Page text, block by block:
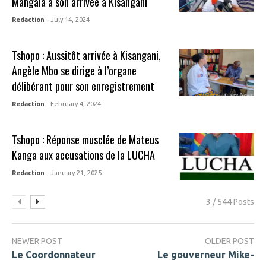
Redaction - July 14, 2024
Tshopo : Aussitôt arrivée à Kisangani,
Angèle Mbo se dirige à l’organe
délibérant pour son enregistrement
Redaction - February 4, 2024
Tshopo : Réponse musclée de Mateus
Kanga aux accusations de la LUCHA
Redaction - January 21, 2025
3 / 544 Posts
NEWER POST
Le Coordonnateur
OLDER POST
Le gouverneur Mike-